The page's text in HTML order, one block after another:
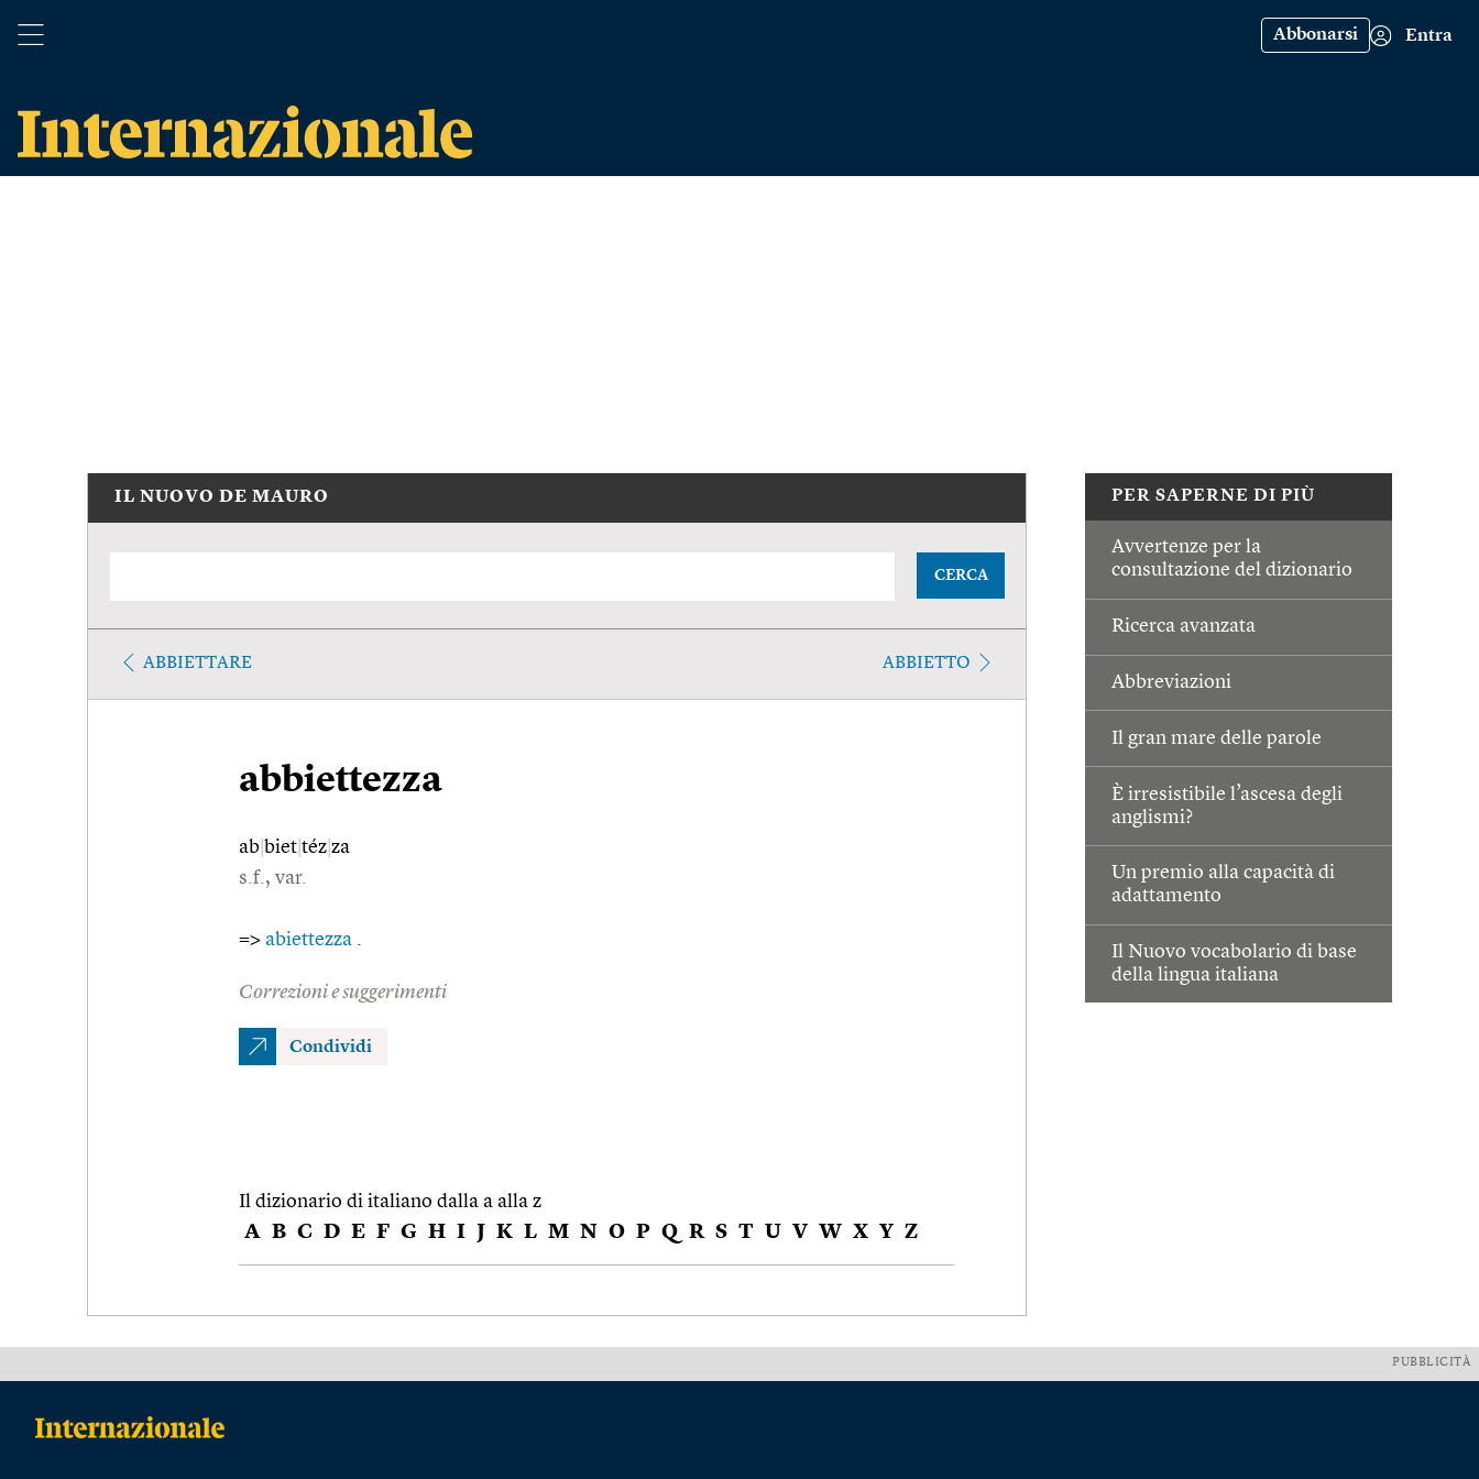
Abbonarsi Entra
PER SAPERNE DI PIÙ
Avvertenze per la
consultazione del dizionario
Ricerca avanzata
Abbreviazioni
Il gran mare delle parole
È irresistibile l’ascesa degli
anglismi?
Un premio alla capacità di
adattamento
Il Nuovo vocabolario di base
della lingua italiana
IL NUOVO DE MAURO
CERCA
ABBIETTARE ABBIETTO
abbiettezza
ab biet téz za
s.f., var.
=> abiettezza .
Correzioni e suggerimenti
Condividi
Il dizionario di italiano dalla a alla z
A B C D E F G H I J K L M N O P Q R S T U V W X Y Z
PUBBLICITÀ